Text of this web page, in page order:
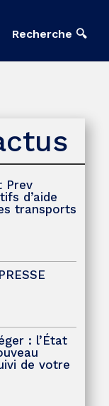
Recherche 🔍
Prev
d’aide
transports
: l’État
de votre